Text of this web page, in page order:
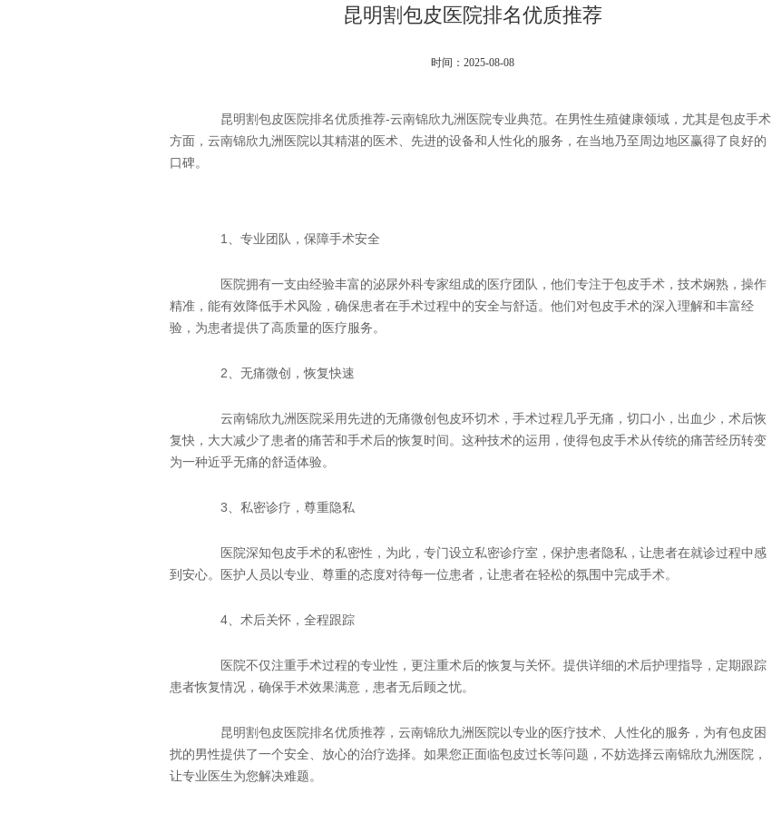
昆明割包皮医院排名优质推荐
时间：2025-08-08
昆明割包皮医院排名优质推荐-云南锦欣九洲医院专业典范。在男性生殖健康领域，尤其是包皮手术
方面，云南锦欣九洲医院以其精湛的医术、先进的设备和人性化的服务，在当地乃至周边地区赢得了良好的
口碑。
1、专业团队，保障手术安全
医院拥有一支由经验丰富的泌尿外科专家组成的医疗团队，他们专注于包皮手术，技术娴熟，操作
精准，能有效降低手术风险，确保患者在手术过程中的安全与舒适。他们对包皮手术的深入理解和丰富经
验，为患者提供了高质量的医疗服务。
2、无痛微创，恢复快速
云南锦欣九洲医院采用先进的无痛微创包皮环切术，手术过程几乎无痛，切口小，出血少，术后恢
复快，大大减少了患者的痛苦和手术后的恢复时间。这种技术的运用，使得包皮手术从传统的痛苦经历转变
为一种近乎无痛的舒适体验。
3、私密诊疗，尊重隐私
医院深知包皮手术的私密性，为此，专门设立私密诊疗室，保护患者隐私，让患者在就诊过程中感
到安心。医护人员以专业、尊重的态度对待每一位患者，让患者在轻松的氛围中完成手术。
4、术后关怀，全程跟踪
医院不仅注重手术过程的专业性，更注重术后的恢复与关怀。提供详细的术后护理指导，定期跟踪
患者恢复情况，确保手术效果满意，患者无后顾之忧。
昆明割包皮医院排名优质推荐，云南锦欣九洲医院以专业的医疗技术、人性化的服务，为有包皮困
扰的男性提供了一个安全、放心的治疗选择。如果您正面临包皮过长等问题，不妨选择云南锦欣九洲医院，
让专业医生为您解决难题。